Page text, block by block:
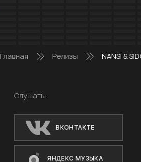
Главная Релизы NANSI &
Слушать:
ВКОНТАКТЕ
ЯНДЕКС МУЗЫКА